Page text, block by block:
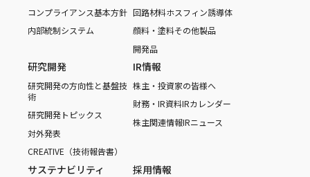
コンプライアンス基本方針
内部統制システム
回路材料ホスフィン誘導体
顔料・塗料その他製品
開発品
研究開発
研究開発の方向性と基盤技
術
研究開発トピックス
対外発表
CREATIVE（技術報告書）
IR情報
株主・投資家の皆様へ
財務・IR資料IRカレンダー
株主関連情報IRニュース
サステナビリティ 採用情報